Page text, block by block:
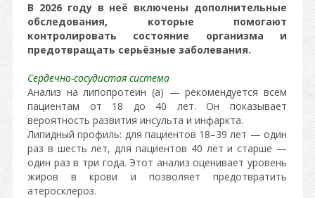
В 2026 году в неё включены дополнительные
обследования, которые помогают
контролировать состояние организма и
предотвращать серьёзные заболевания.
Сердечно-сосудистая система
Анализ на липопротеин (а) — рекомендуется всем
пациентам от 18 до 40 лет. Он показывает
вероятность развития инсульта и инфаркта.
Липидный профиль: для пациентов 18–39 лет — один
раз в шесть лет, для пациентов 40 лет и старше —
один раз в три года. Этот анализ оценивает уровень
жиров в крови и позволяет предотвратить
атеросклероз.